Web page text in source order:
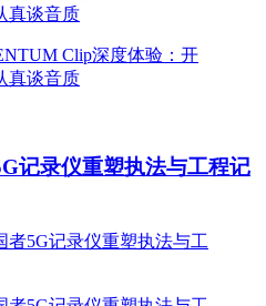
记录仪重塑执法与工程记